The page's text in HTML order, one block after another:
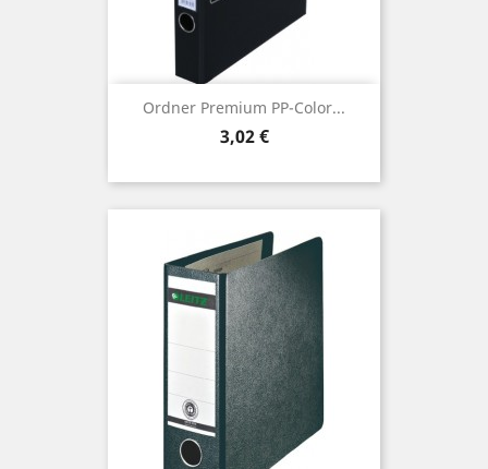
Ordner Premium PP-Color...
Preis
3,02 €